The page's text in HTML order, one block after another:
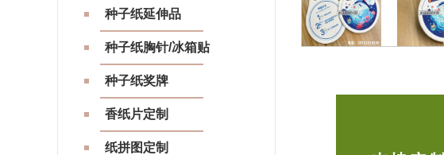
种子纸延伸品
种子纸胸针/冰箱贴
种子纸奖牌
香纸片定制
纸拼图定制